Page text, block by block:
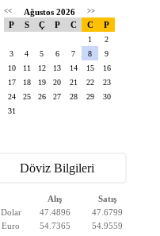
<< Ağustos 2026 >>
P S Ç P C C P
1
2
3
4 5 6 7 8
9
10
11 12 13 14 15
16
17
18 19 20 21 22
23
24
25 26 27 28 29
30
31
Döviz Bilgileri
Alış
Satış
Dolar
47.4896
47.6799
Euro
54.7365 54.9559